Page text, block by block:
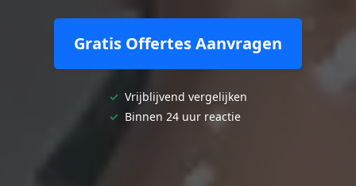
Gratis Offertes Aanvragen
✓ Vrijblijvend vergelijken
✓ Binnen 24 uur reactie